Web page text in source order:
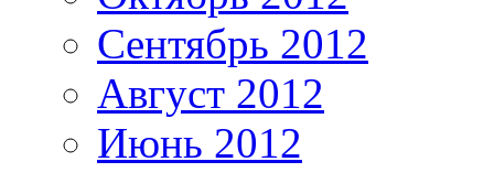
Сентябрь 2012
Август 2012
Июнь 2012